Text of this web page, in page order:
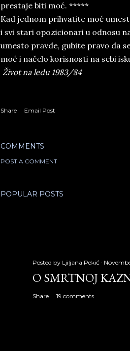
prestaje biti moć. *****
Kad jednom prihvatite moć
i svi stari opozicionari u odnosu
umesto pravde, gubite pravo da
moć i načelo korisnosti na sebi
Život na ledu 1983/84
Share Email Post
COMMENTS
POST A COMMENT
POPULAR POSTS
Posted by Ljiljana Pekić
O SMRTNOJ
Share 19 comments